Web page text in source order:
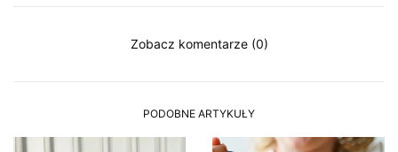
Zobacz komentarze (0)
PODOBNE ARTYKUŁY